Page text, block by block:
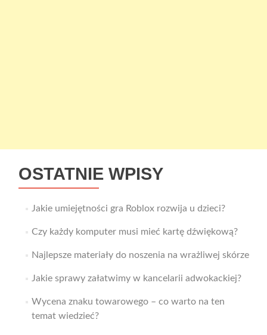
OSTATNIE WPISY
Jakie umiejętności gra Roblox rozwija u dzieci?
Czy każdy komputer musi mieć kartę dźwiękową?
Najlepsze materiały do noszenia na wrażliwej skórze
Jakie sprawy załatwimy w kancelarii adwokackiej?
Wycena znaku towarowego – co warto na ten
temat wiedzieć?